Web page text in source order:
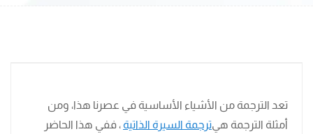
تعد الترجمة من الأشياء الأساسية في عصرنا هذا، ومن
أمثلة الترجمة هيترجمة السيرة الذاتية ، ففي هذا الحاضر